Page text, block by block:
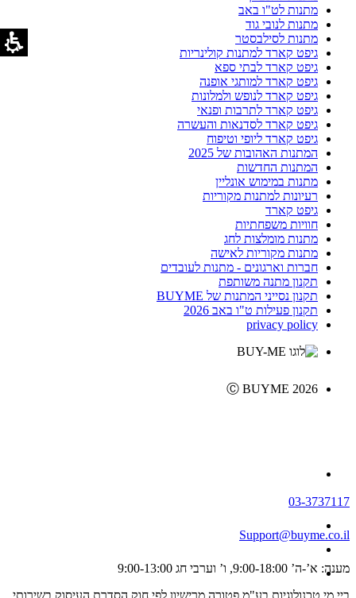
מתנות לט"ו באב
מתנות לנובי גוד
מתנות לסילבסטר
גיפט קארד למתנות קולינריות
גיפט קארד לבתי ספא
גיפט קארד למותגי אופנה
גיפט קארד לנופש ולמלונות
גיפט קארד לתרבות ופנאי
גיפט קארד לסדנאות והעשרה
גיפט קארד ליופי וטיפוח
המתנות האהובות של 2025
המתנות החדשות
מתנות במימוש אונליין
רעיונות למתנות מקוריות
גיפט קארד
חוויות משפחתיות
מתנות מומלצות לחג
מתנות מקוריות לאישה
חברות וארגונים - מתנות לעובדים
תקנון מתנה משותפת
תקנון נסייני המתנות של BUYME
תקנון פעילות ט"ו באב 2026
privacy policy
Ⓒ BUYME 2026
03-3737117
Support@buyme.co.il
מענה: א’-ה’ 9:00-18:00, ו’ וערבי חג 9:00-13:00
ביי מי טכנולוגיות בע"מ פטורה מרישיון לפי חוק הסדרת העיסוק בשירותי